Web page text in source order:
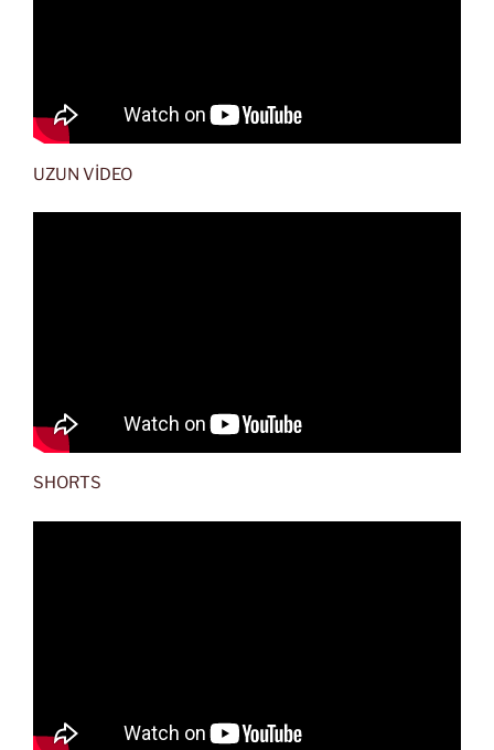
UZUN VİDEO
SHORTS